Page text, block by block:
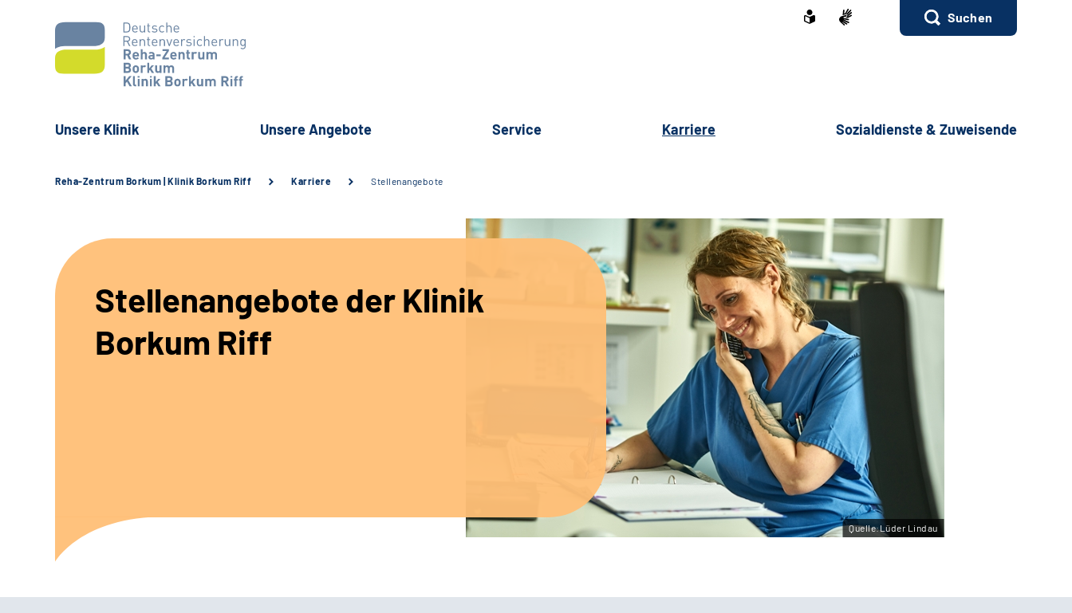
Suchen
Unsere Klinik Unsere Angebote Service Karriere Sozialdienste & Zuweisende
Reha-Zentrum Borkum | Klinik Borkum Riff Karriere Stellenangebote
Stellenangebote der Klinik
Borkum Riff
Quelle:Lüder Lindau